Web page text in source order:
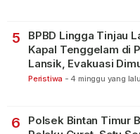
5
BPBD Lingga Tinjau
Kapal Tenggelam di
Lansik, Evakuasi
Peristiwa - 4 minggu yang lalu
6
Polsek Bintan Timur